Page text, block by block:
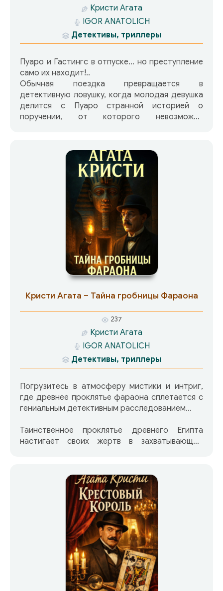
Кристи Агата
IGOR ANATOLICH
Детективы, триллеры
Пуаро и Гастингс в отпуске… но преступление
само их находит!..
Обычная поездка превращается в
детективную ловушку, когда молодая девушка
делится с Пуаро странной историей о
поручении, от которого невозможно
чтобы это было случайностью. На этот раз
детективу придётся разгадать не просто
преступление… а двойную игру, где каждый
улыбается слишком уж невинно. Что случилось
на самом деле? И почему всё вокруг кажется…
слишком правильным?
Кристи Агата – Тайна гробницы Фараона
237
Кристи Агата
IGOR ANATOLICH
Детективы, триллеры
Погрузитесь в атмосферу мистики и интриг,
где древнее проклятье фараона сплетается с
гениальным детективным расследованием...
Таинственное проклятье древнего Египта
настигает своих жертв в захватывающем
раскрываются, а Эркюль Пуаро вступает в
гонку со временем, чтобы остановить
мстительный дух прошлого. Сможет ли он
разгадать загадку, прежде чем станет
слишком поздно?